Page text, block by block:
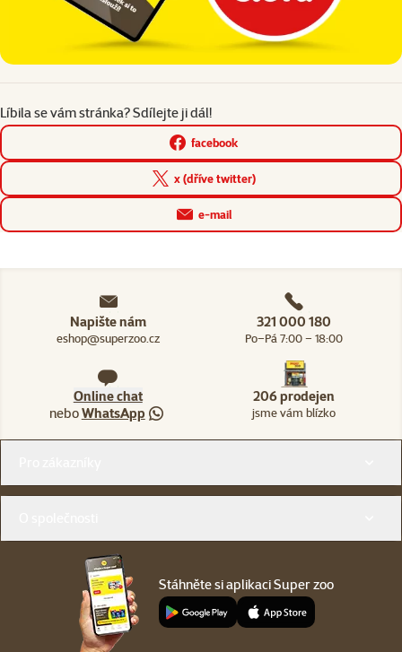
Líbila se vám stránka? Sdílejte ji dál!
facebook
x (dříve twitter)
e-mail
Napište nám
eshop@superzoo.cz
321 000 180
Po–Pá 7:00 – 18:00
Online chat
neboWhatsApp
206 prodejen
jsme vám blízko
Stáhněte si aplikaci Super zoo